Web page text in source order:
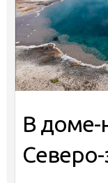
В доме-